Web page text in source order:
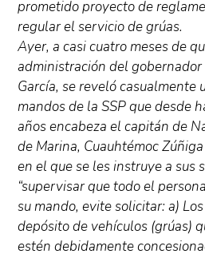
prometido proyecto de
regular el servicio de grúas.
Ayer, a casi cuatro meses de
administración del
García, se reveló casualmente
mandos de la SSP que desde
años encabeza el capitán de
de Marina, Cuauhtémoc
en el que se les instruye a sus
“supervisar que todo el
su mando, evite solicitar: a)
depósito de vehículos (grúas)
estén debidamente